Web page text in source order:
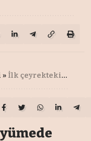
» İlk çeyrekteki büyümede deprem ve maaş artışı etkisi